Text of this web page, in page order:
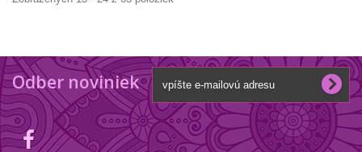
Odber noviniek